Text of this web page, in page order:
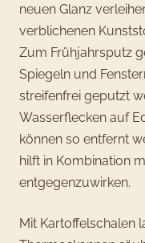
neuen Glanz
verblichenen
Zum Frühjahrsputz
Spiegeln und
streifenfrei geputzt
Wasserflecken auf
können so entfernt
hilft in Kombination
entgegenzuwirken.
Mit Kartoffelschalen